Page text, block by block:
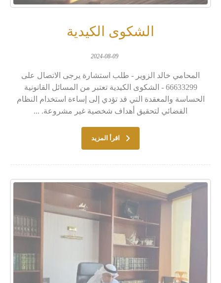
الشكوى الكيدية
2024-08-09
المحامي خالد الزوير - طلب استشارة يرجى الاتصال على
66633299 - الشكوى الكيدية تعتبر من المسائل القانونية
الحساسة والمعقدة التي قد تؤدي إلى إساءة استخدام النظام
القضائي لتحقيق أهداف شخصية غير مشروعة. ...
اقرأ المزيد